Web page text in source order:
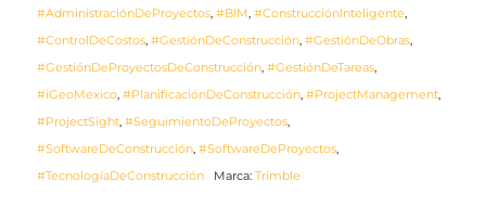
#AdministraciónDeProyectos, #BIM #ConstrucciónInteligente
#ControlDeCostos, #GestiónDeConstrucción, #GestiónDeObras,
#GestiónDeProyectosDeConstrucción, #GestiónDeTareas,
#iGeoMexico, #PlanificaciónDeConstrucción, #ProjectManagement,
#ProjectSight, #SeguimientoDeProyectos,
#SoftwareDeConstrucción, #SoftwareDeProyectos,
#TecnologíaDeConstrucción
Marca: Trimble